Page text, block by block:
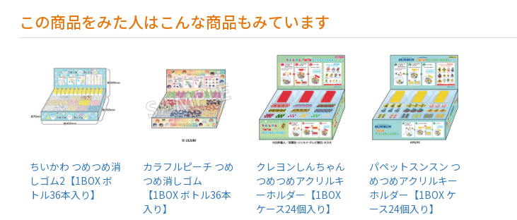
この商品をみた人はこんな商品もみています
ちいかわ つめつめ消
しゴム2【1BOX ボ
トル36本入り】
カラフルピーチ つめ
つめ消しゴム
【1BOX ボトル36本
入り】
クレヨンしんちゃん
つめつめアクリルキ
ーホルダー【1BOX
ケース24個入り】
パペットスンスン つ
めつめアクリルキー
ホルダー【1BOX ケ
ース24個入り】